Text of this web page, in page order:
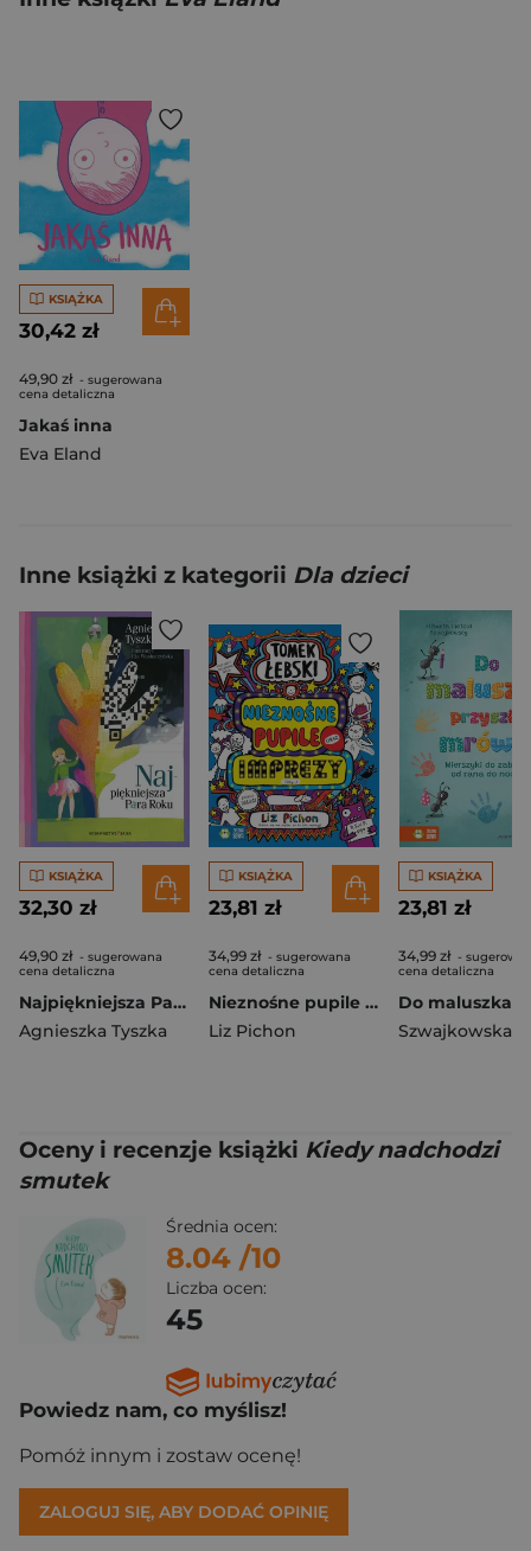
KSIĄŻKA
30,42 zł
49,90 zł - sugerowana
cena detaliczna
Jakaś inna
Eva Eland
Inne książki z kategorii Dla dzieci
KSIĄŻKA
32,30 zł
49,90 zł - sugerowana
cena detaliczna
Najpiękniejsza Para Roku
Agnieszka Tyszka
KSIĄŻKA
23,81 zł
34,99 zł - sugerowana
cena detaliczna
Nieznośne pupile oraz imprezy (Oby…). Tomek Łebski
Liz Pichon
KSIĄŻKA
23,81 zł
34,99 zł -
cena detaliczna
Oceny i recenzje książki Kiedy nadchodzi
smutek
Średnia ocen:
8.04 /10
Liczba ocen:
45
Powiedz nam, co myślisz!
Pomóż innym i zostaw ocenę!
ZALOGUJ SIĘ, ABY DODAĆ OPINIĘ